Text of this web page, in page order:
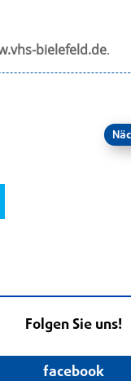
bielefeld.de.
Folgen Sie uns!
facebook